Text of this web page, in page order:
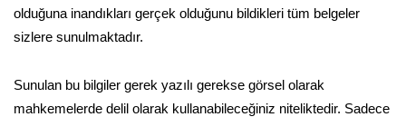
olduğuna inandıkları gerçek olduğunu bildikleri tüm belgeler
sizlere sunulmaktadır.
Sunulan bu bilgiler gerek yazılı gerekse görsel olarak
mahkemelerde delil olarak kullanabileceğiniz niteliktedir. Sadece